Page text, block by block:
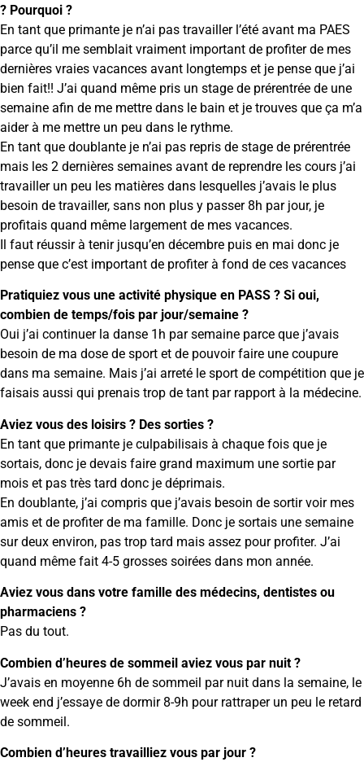
? Pourquoi ?
En tant que primante je n’ai pas travailler l’été avant ma PAES
parce qu’il me semblait vraiment important de profiter de mes
dernières vraies vacances avant longtemps et je pense que j’ai
bien fait!! J’ai quand même pris un stage de prérentrée de une
semaine afin de me mettre dans le bain et je trouves que ça m’a
aider à me mettre un peu dans le rythme.
En tant que doublante je n’ai pas repris de stage de prérentrée
mais les 2 dernières semaines avant de reprendre les cours j’ai
travailler un peu les matières dans lesquelles j’avais le plus
besoin de travailler, sans non plus y passer 8h par jour, je
profitais quand même largement de mes vacances.
Il faut réussir à tenir jusqu’en décembre puis en mai donc je
pense que c’est important de profiter à fond de ces vacances
Pratiquiez vous une activité physique en PASS ? Si oui,
combien de temps/fois par jour/semaine ?
Oui j’ai continuer la danse 1h par semaine parce que j’avais
besoin de ma dose de sport et de pouvoir faire une coupure
dans ma semaine. Mais j’ai arreté le sport de compétition que je
faisais aussi qui prenais trop de tant par rapport à la médecine.
Aviez vous des loisirs ? Des sorties ?
En tant que primante je culpabilisais à chaque fois que je
sortais, donc je devais faire grand maximum une sortie par
mois et pas très tard donc je déprimais.
En doublante, j’ai compris que j’avais besoin de sortir voir mes
amis et de profiter de ma famille. Donc je sortais une semaine
sur deux environ, pas trop tard mais assez pour profiter. J’ai
quand même fait 4-5 grosses soirées dans mon année.
Aviez vous dans votre famille des médecins, dentistes ou
pharmaciens ?
Pas du tout.
Combien d’heures de sommeil aviez vous par nuit ?
J’avais en moyenne 6h de sommeil par nuit dans la semaine, le
week end j’essaye de dormir 8-9h pour rattraper un peu le retard
de sommeil.
Combien d’heures travailliez vous par jour ?